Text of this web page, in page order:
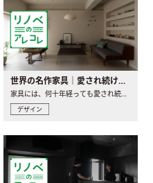
世界の名作家具｜愛され続ける理由と一生モノとの出会い方
家具には、何十年経っても愛され続ける「名作」と呼ばれるもの..
デザイン